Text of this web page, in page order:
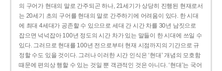
의 구어가 현대의 말로 간주되곤 하나, 21세기가 상당히 진행된 현재로서
는 20세기 초의 구어를 현대의 말로 간주하기에 어려움이 있다. 한 시대
에 최대 4세대가 공존할 수 있으므로 세대 간 시간 차를 30년 남짓으로
잡으면 넉넉잡아 100년 정도의 시간 차가 있는 말들이 한 시대에 쓰일 수
있다. 그러므로 현대를 100년 전으로부터 현재 시점까지의 기간으로 규
정할 수도 있을 것이다. 그러나 이러한 시간 인식은 ‘현대’ 개념의 모호함
때문에 편의상 행할 수 있는 것일 뿐 객관적인 것은 아니다. ‘현대’는 국어